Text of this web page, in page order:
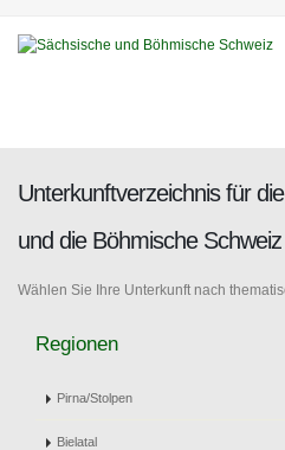
Unterkunftverzeichnis für
und die Böhmische Schweiz
Wählen Sie Ihre Unterkunft nach
Regionen
Pirna/Stolpen
Bielatal